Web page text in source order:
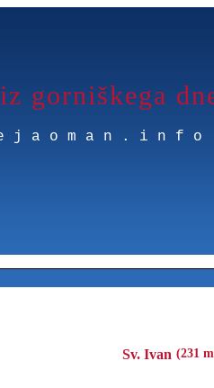
gorniškega
Sv. Ivan (231